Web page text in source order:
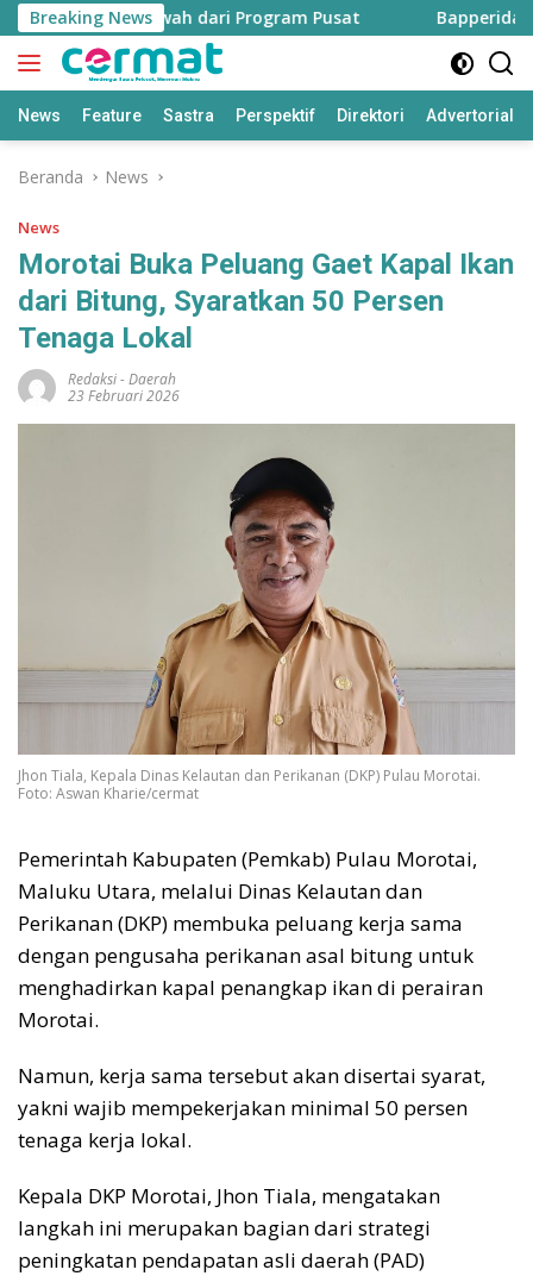
Langsung
ke
konten
Breaking News
Hektare Sawah dari Program Pusat Bapperida:
News Feature Sastra Perspektif Direktori Advertorial
Beranda News
News
Morotai Buka Peluang Gaet Kapal Ikan
dari Bitung, Syaratkan 50 Persen
Tenaga Lokal
Redaksi-Daerah
23 Februari 2026
Jhon Tiala, Kepala Dinas Kelautan dan Perikanan (DKP) Pulau Morotai.
Foto: Aswan Kharie/cermat
Pemerintah Kabupaten (Pemkab) Pulau Morotai,
Maluku Utara, melalui Dinas Kelautan dan
Perikanan (DKP) membuka peluang kerja sama
dengan pengusaha perikanan asal bitung untuk
menghadirkan kapal penangkap ikan di perairan
Morotai.
Namun, kerja sama tersebut akan disertai syarat,
yakni wajib mempekerjakan minimal 50 persen
tenaga kerja lokal.
Kepala DKP Morotai, Jhon Tiala, mengatakan
langkah ini merupakan bagian dari strategi
peningkatan pendapatan asli daerah (PAD)